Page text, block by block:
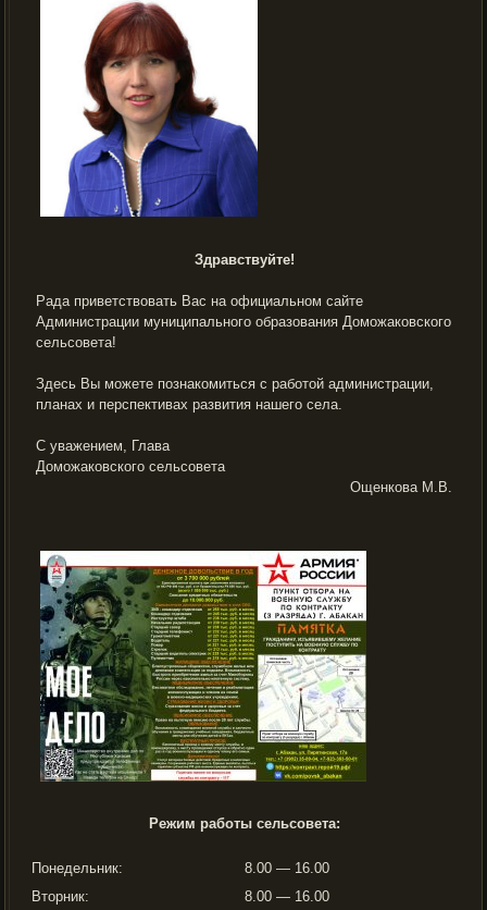
Здравствуйте!
Рада приветствовать Вас на официальном сайте
Администрации муниципального образования Доможаковского
сельсовета!
Здесь Вы можете познакомиться с работой администрации,
планах и перспективах развития нашего села.
С уважением, Глава
Доможаковского сельсовета
Ощенкова М.В.
Режим работы сельсовета:
Понедельник:
8.00 — 16.00
Вторник:
8.00 — 16.00